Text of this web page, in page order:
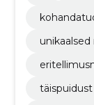
unikaalsed